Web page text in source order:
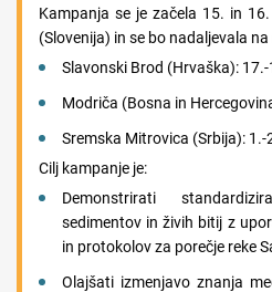
Kampanja se je začela 15. in
(Slovenija) in se bo nadaljevala
Slavonski Brod (Hrvaška):
Modriča (Bosna in
Sremska Mitrovica (Srbija):
Cilj kampanje je:
Demonstrirati
sedimentov in živih bitij z
in protokolov za porečje reke
Olajšati izmenjavo znanja